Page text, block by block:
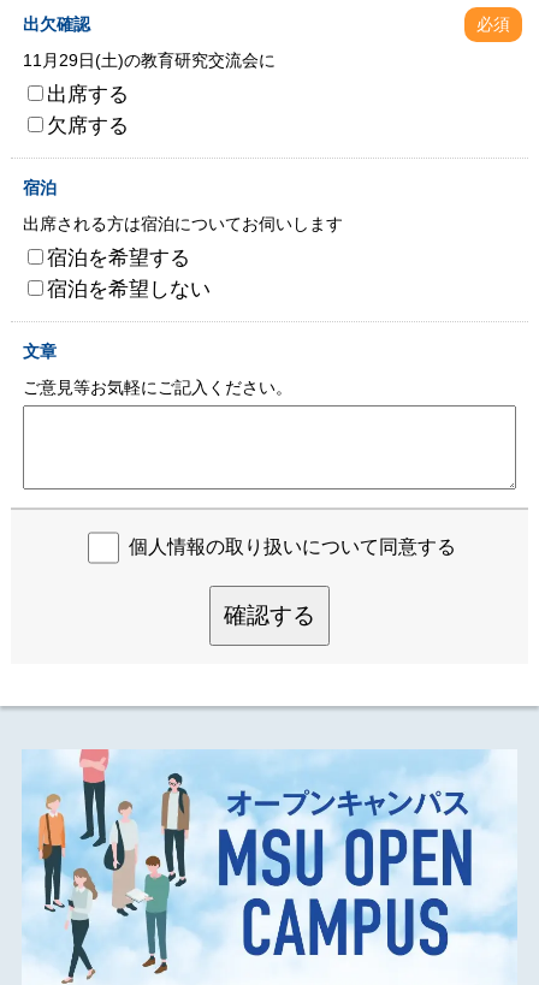
出欠確認
必須
11月29日(土)の教育研究交流会に
出席する
欠席する
宿泊
出席される方は宿泊についてお伺いします
宿泊を希望する
宿泊を希望しない
文章
ご意見等お気軽にご記入ください。
個人情報の取り扱いについて同意する
確認する